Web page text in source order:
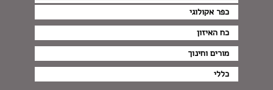
כפר אקולוגי
כח האיזון
מורים וחינוך
כללי